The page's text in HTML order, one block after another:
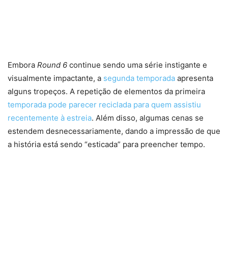
Embora Round 6 continue sendo uma série instigante e
visualmente impactante, a segunda temporada apresenta
alguns tropeços. A repetição de elementos da primeira
temporada pode parecer reciclada para quem assistiu
recentemente à estreia. Além disso, algumas cenas se
estendem desnecessariamente, dando a impressão de que
a história está sendo “esticada” para preencher tempo.